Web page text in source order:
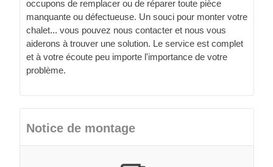
occupons de remplacer ou de réparer toute pièce
manquante ou défectueuse. Un souci pour monter votre
chalet... vous pouvez nous contacter et nous vous
aiderons à trouver une solution. Le service est complet
et à votre écoute peu importe l'importance de votre
problème.
Notice de montage